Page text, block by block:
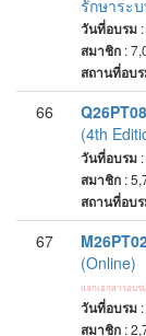
รักษาระ
วันที่อบรม
สมาชิก :
สถานที่อบ
66
(4th
วันที่อบรม
สมาชิก :
สถานที่อบ
67
(Online)
แจกเอกสารอบร
วันที่อบรม
สมาชิก :